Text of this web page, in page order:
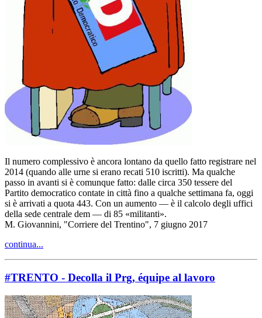
Il numero complessivo è ancora lontano da quello fatto registrare nel
2014 (quando alle urne si erano recati 510 iscritti). Ma qualche
passo in avanti si è comunque fatto: dalle circa 350 tessere del
Partito democratico contate in città fino a qualche settimana fa, oggi
si è arrivati a quota 443. Con un aumento — è il calcolo degli uffici
della sede centrale dem — di 85 «militanti».
M. Giovannini, "Corriere del Trentino", 7 giugno 2017
continua...
#TRENTO - Decolla il Prg, équipe al lavoro